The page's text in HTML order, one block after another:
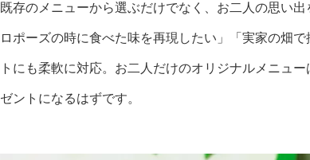
既存のメニューから選ぶだけでなく、お二人の思い
ロポーズの時に食べた味を再現したい」「実家の畑
トにも柔軟に対応。お二人だけのオリジナルメニュ
ゼントになるはずです。